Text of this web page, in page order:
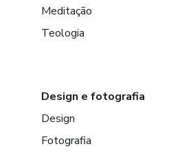
Meditação
Teologia
Design e fotografia
Design
Fotografia